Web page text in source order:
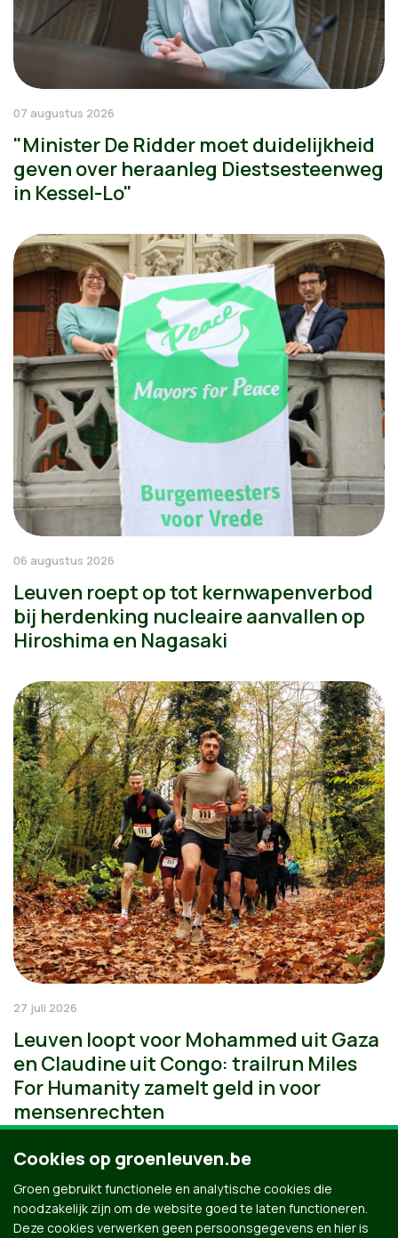
07 augustus 2026
"Minister De Ridder moet duidelijkheid
geven over heraanleg Diestsesteenweg
in Kessel-Lo"
06 augustus 2026
Leuven roept op tot kernwapenverbod
bij herdenking nucleaire aanvallen op
Hiroshima en Nagasaki
27 juli 2026
Leuven loopt voor Mohammed uit Gaza
en Claudine uit Congo: trailrun Miles
For Humanity zamelt geld in voor
mensenrechten
Cookies op groenleuven.be
Groen gebruikt functionele en analytische cookies die
noodzakelijk zijn om de website goed te laten functioneren.
Deze cookies verwerken geen persoonsgegevens en hier is